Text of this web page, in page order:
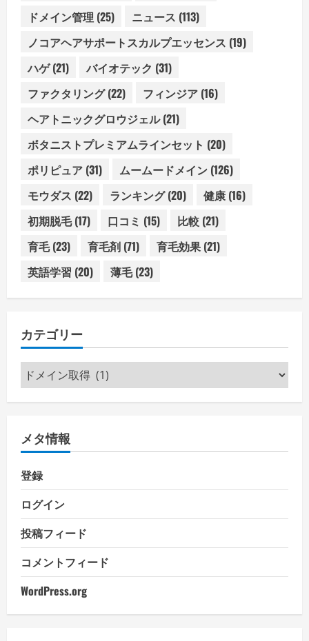
ドメイン管理 (25) ニュース (113)
ノコアヘアサポートスカルプエッセンス (19)
ハゲ(21) バイオテック (31)
ファクタリング(22) フィンジア (16)
ヘアトニックグロウジェル(21)
ボタニストプレミアムラインセット (20)
ポリピュア (31) ムームードメイン (126)
モウダス (22) ランキング(20) 健康 (16)
初期脱毛(17) 口コミ (15) 比較 (21)
育毛(23) 育毛剤 (71) 育毛効果 (21)
英語学習 (20) 薄毛(23)
カテゴリー
カ
テ
ー
メタ情報
登録
ログイン
投稿フィード
コメントフィード
WordPress.org